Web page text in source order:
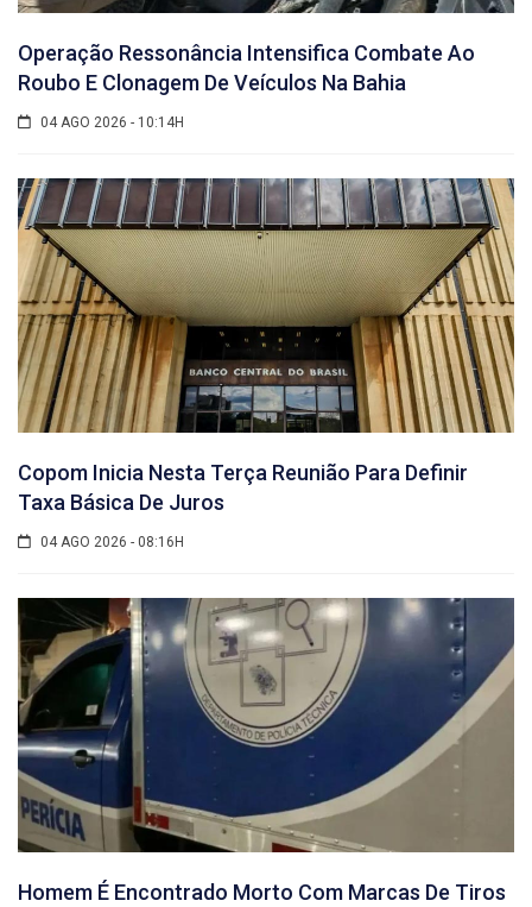
Operação Ressonância Intensifica Combate Ao
Roubo E Clonagem De Veículos Na Bahia
04 AGO 2026 - 10:14H
Copom Inicia Nesta Terça Reunião Para Definir
Taxa Básica De Juros
04 AGO 2026 - 08:16H
Homem É Encontrado Morto Com Marcas De Tiros